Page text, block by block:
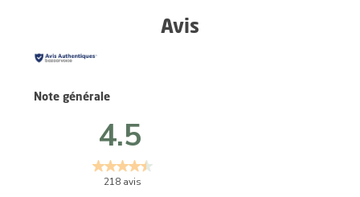
Avis
Note générale
4.5
218 avis